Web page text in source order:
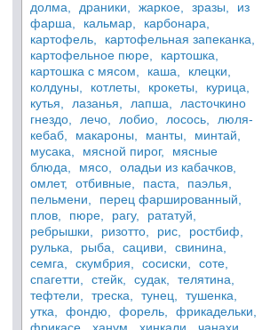
долма, драники, жаркое, зразы,
из
фарша,
кальмар,
карбонара,
картофель,
картофельная запеканка,
картофельное пюре,
картошка,
картошка с мясом,
каша,
клецки,
колдуны,
котлеты, крокеты,
курица,
кутья,
лазанья, лапша,
ласточкино
гнездо,
лечо, лобио, лосось,
люля-
кебаб,
макароны, манты,
минтай,
мусака,
мясной пирог,
мясные
блюда,
мясо,
оладьи из кабачков,
омлет,
отбивные, паста,
паэлья,
пельмени,
перец фаршированный,
плов,
пюре, рагу,
рататуй,
ребрышки,
ризотто, рис,
ростбиф,
рулька,
рыба, сациви,
свинина,
семга,
скумбрия, сосиски,
соте,
спагетти,
стейк, судак,
телятина,
тефтели,
треска, тунец,
тушенка,
утка,
фондю, форель,
фрикадельки,